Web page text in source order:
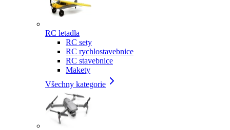
RC letadla
RC sety
RC rychlostavebnice
RC stavebnice
Makety
Všechny kategorie